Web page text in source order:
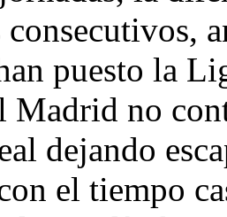
consecutivos,
puesto la
Madrid no
dejando
el tiempo